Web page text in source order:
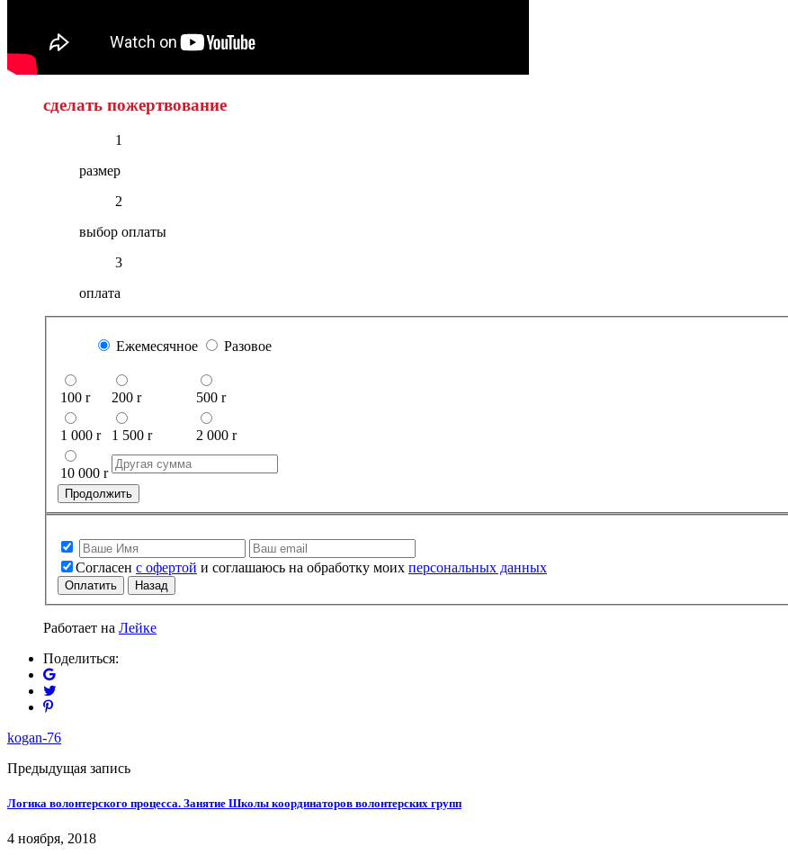
сделать пожертвование
1
размер
2
выбор оплаты
3
оплата
Ежемесячное Разовое
100 r 200 r 500 r
1 000 r 1 500 r 2 000 r
10 000 r
Продолжить
Согласен с офертой и соглашаюсь на обработку моих персональных данных
Оплатить Назад
Работает на Лейке
Поделиться:
kogan-76
Предыдущая запись
Логика волонтерского процесса. Занятие Школы координаторов волонтерских групп
4 ноября, 2018